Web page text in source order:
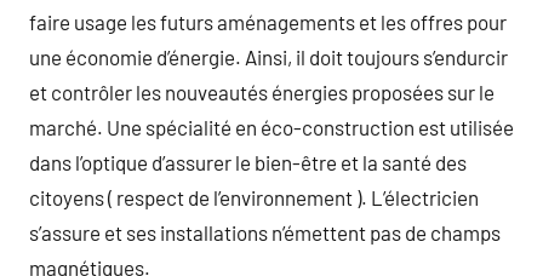
faire usage les futurs aménagements et les offres pour
une économie d’énergie. Ainsi, il doit toujours s’endurcir
et contrôler les nouveautés énergies proposées sur le
marché. Une spécialité en éco-construction est utilisée
dans l’optique d’assurer le bien-être et la santé des
citoyens ( respect de l’environnement ). L’électricien
s’assure et ses installations n’émettent pas de champs
magnétiques.